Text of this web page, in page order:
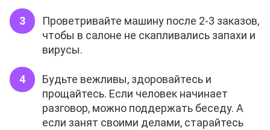
Проветривайте машину после 2-3 заказов,
чтобы в салоне не скапливались запахи и
вирусы.
Будьте вежливы, здоровайтесь и
прощайтесь. Если человек начинает
разговор, можно поддержать беседу. А
если занят своими делами, старайтесь